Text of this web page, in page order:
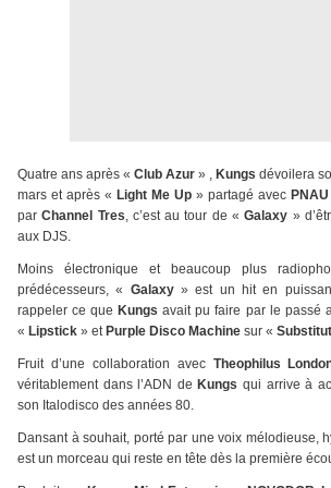
Quatre ans après « Club Azur » , Kungs dévoilera
mars et après « Light Me Up » partagé avec PNAU
parChannel Tres, c’est au tour de «Galaxy »
aux DJS.
Moins électronique et beaucoup plus
prédécesseurs, « Galaxy» est un hit en
rappeler ce que Kungs avait pu faire par le passé
« Lipstick » et Purple Disco Machine sur «
Fruit d’une collaboration avec Theophilus
véritablement dans l’ADN de Kungsqui arrive à
son Italodisco des années 80.
Dansant à souhait, porté par une voix mélodieuse,
est un morceau qui reste en tête dès la première